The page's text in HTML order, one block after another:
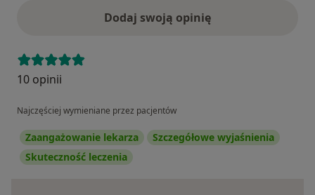
Dodaj swoją opinię
10 opinii
Najczęściej wymieniane przez pacjentów
Zaangażowanie lekarza
Szczegółowe wyjaśnienia
Skuteczność leczenia